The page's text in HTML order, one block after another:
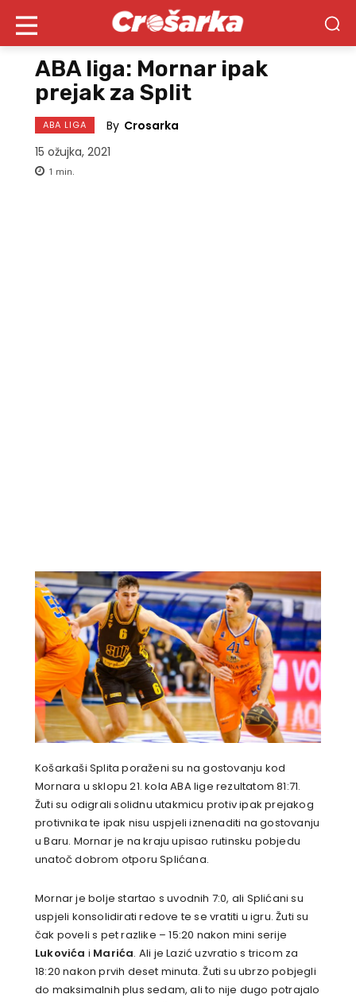
ABA liga: Mornar ipak
prejak za Split
ABA LIGA By Crosarka
15 ožujka, 2021
1 min.
Košarkaši Splita poraženi su na gostovanju kod
Mornara u sklopu 21. kola ABA lige rezultatom 81:71.
Žuti su odigrali solidnu utakmicu protiv ipak prejakog
protivnika te ipak nisu uspjeli iznenaditi na gostovanju
u Baru. Mornar je na kraju upisao rutinsku pobjedu
unatoč dobrom otporu Splićana.
Mornar je bolje startao s uvodnih 7:0, ali Splićani su
uspjeli konsolidirati redove te se vratiti u igru. Žuti su
čak poveli s pet razlike – 15:20 nakon mini serije
Lukovića i Marića. Ali je Lazić uzvratio s tricom za
18:20 nakon prvih deset minuta. Žuti su ubrzo pobjegli
do maksimalnih plus sedam, ali to nije dugo potrajalo